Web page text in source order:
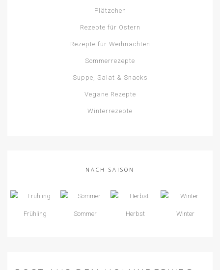
Plätzchen
Rezepte für Ostern
Rezepte für Weihnachten
Sommerrezepte
Suppe, Salat & Snacks
Vegane Rezepte
Winterrezepte
NACH SAISON
Frühling Sommer Herbst Winter